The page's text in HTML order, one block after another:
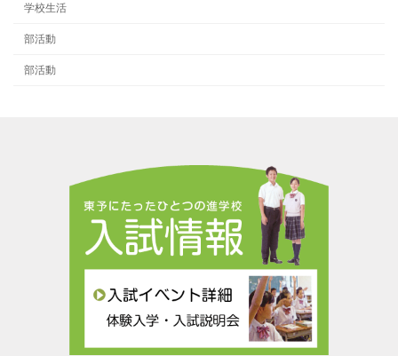
学校生活
部活動
部活動